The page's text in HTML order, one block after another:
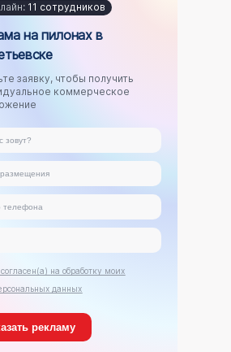
11 сотрудников
на пилонах в
заявку, чтобы получить
коммерческое
на обработку моих
данных